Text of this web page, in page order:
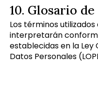
10. Glosario
Los términos
interpretarán
establecidas en la
Datos Personales